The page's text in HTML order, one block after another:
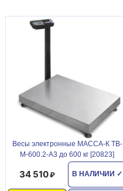
Весы электронные МАССА-К ТВ-
М-600.2-А3 до 600 кг [20823]
В НАЛИЧИИ ✓
34 510